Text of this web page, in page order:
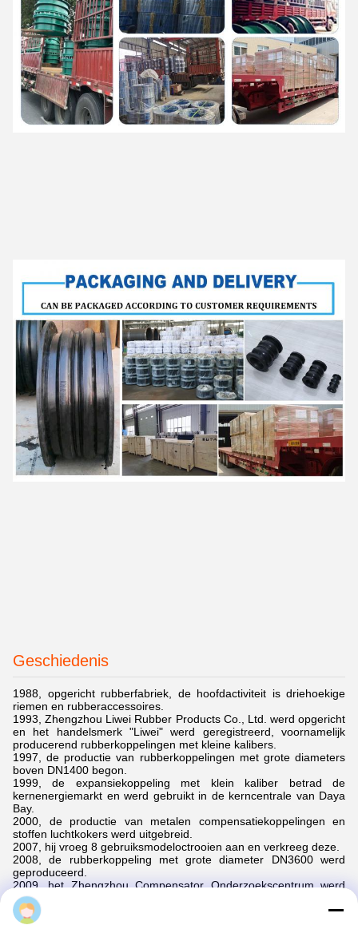
Geschiedenis
1988, opgericht rubberfabriek, de hoofdactiviteit is driehoekige
riemen en rubberaccessoires.
1993, Zhengzhou Liwei Rubber Products Co., Ltd. werd opgericht
en het handelsmerk "Liwei" werd geregistreerd, voornamelijk
producerend rubberkoppelingen met kleine kalibers.
1997, de productie van rubberkoppelingen met grote diameters
boven DN1400 begon.
1999, de expansiekoppeling met klein kaliber betrad de
kernenergiemarkt en werd gebruikt in de kerncentrale van Daya
Bay.
2000, de productie van metalen compensatiekoppelingen en
stoffen luchtkokers werd uitgebreid.
2007, hij vroeg 8 gebruiksmodeloctrooien aan en verkreeg deze.
2008, de rubberkoppeling met grote diameter DN3600 werd
geproduceerd.
2009, het Zhengzhou Compensator Onderzoekscentrum werd
opgericht.
2010, hij nam deel aan het opstellen van de nationale norm
GB/T2621-2010 "Flexibele rubberkoppeling".